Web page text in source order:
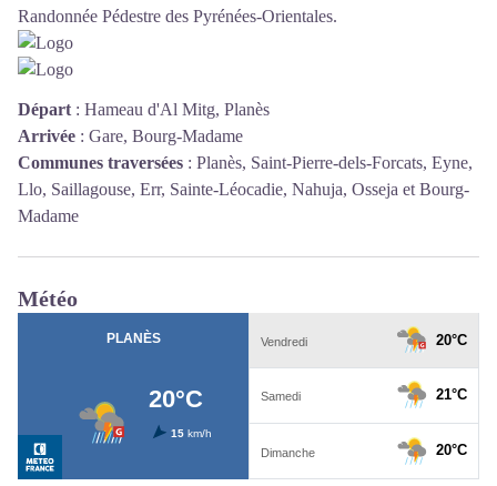
Randonnée Pédestre des Pyrénées-Orientales.
Départ : Hameau d'Al Mitg, Planès
Arrivée : Gare, Bourg-Madame
Communes traversées : Planès, Saint-Pierre-dels-Forcats, Eyne,
Llo, Saillagouse, Err, Sainte-Léocadie, Nahuja, Osseja et Bourg-
Madame
Météo